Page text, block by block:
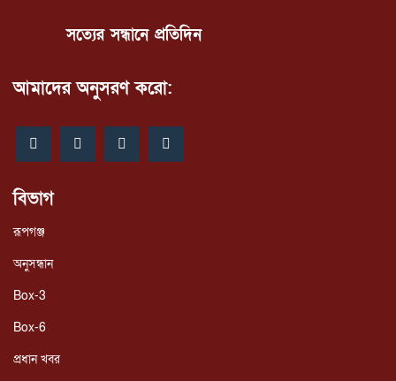
সত্যের সন্ধানে প্রতিদিন
আমাদের অনুসরণ করো:
বিভাগ
রূপগঞ্জ
অনুসন্ধান
Box-3
Box-6
প্রধান খবর